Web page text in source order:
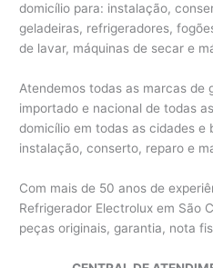
domicílio para: instalação,
geladeiras, refrigeradores,
de lavar, máquinas de secar e
Atendemos todas as marcas de
importado e nacional de todas
domicílio em todas as cidades e
instalação, conserto, reparo e
Com mais de 50 anos de
Refrigerador Electrolux em São
peças originais, garantia, nota